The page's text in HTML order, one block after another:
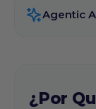
Agentic
¿Por